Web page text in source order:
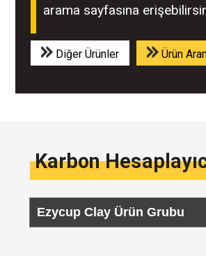
arama sayfasına
Diğer Ürünler Ürün
Karbon